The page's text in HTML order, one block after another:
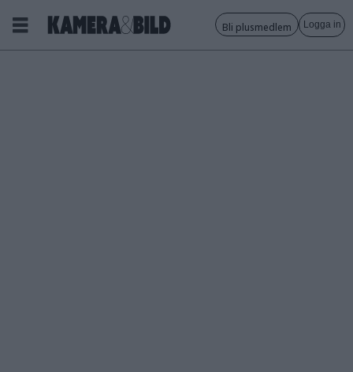
Bli plusmedlem Logga in